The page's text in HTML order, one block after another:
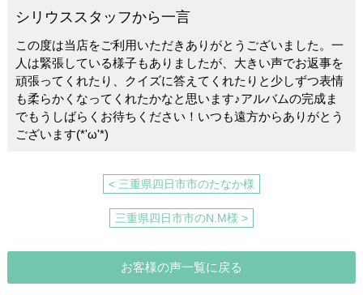
o
o
k
シリウススタッフから一言
この度は当店をご利用いただきありがとうございました。一
人は緊張している様子もありましたが、大きい声でお返事を
頑張ってくれたり、クイズに答えてくれたりと少しずつ表情
も柔らかくなってくれたかなと思います♪アルバムの完成ま
でもうしばらくお待ちください！いつも遠方からありがとう
ございます(*'ω'*)
< 三重県四日市市のたなか様
三重県四日市市のN.M様 >
お客様の声一覧に戻る